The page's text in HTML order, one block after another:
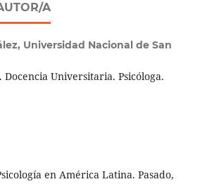
A
Universidad Nacional de San
Docencia Universitaria. Psicóloga.
en América Latina. Pasado,